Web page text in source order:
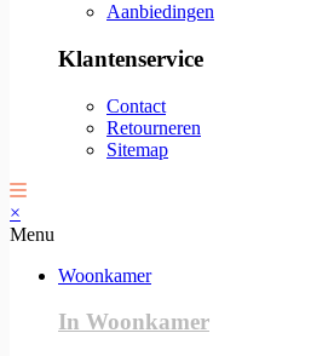
Aanbiedingen
Klantenservice
Contact
Retourneren
Sitemap
×
Menu
Woonkamer
In Woonkamer